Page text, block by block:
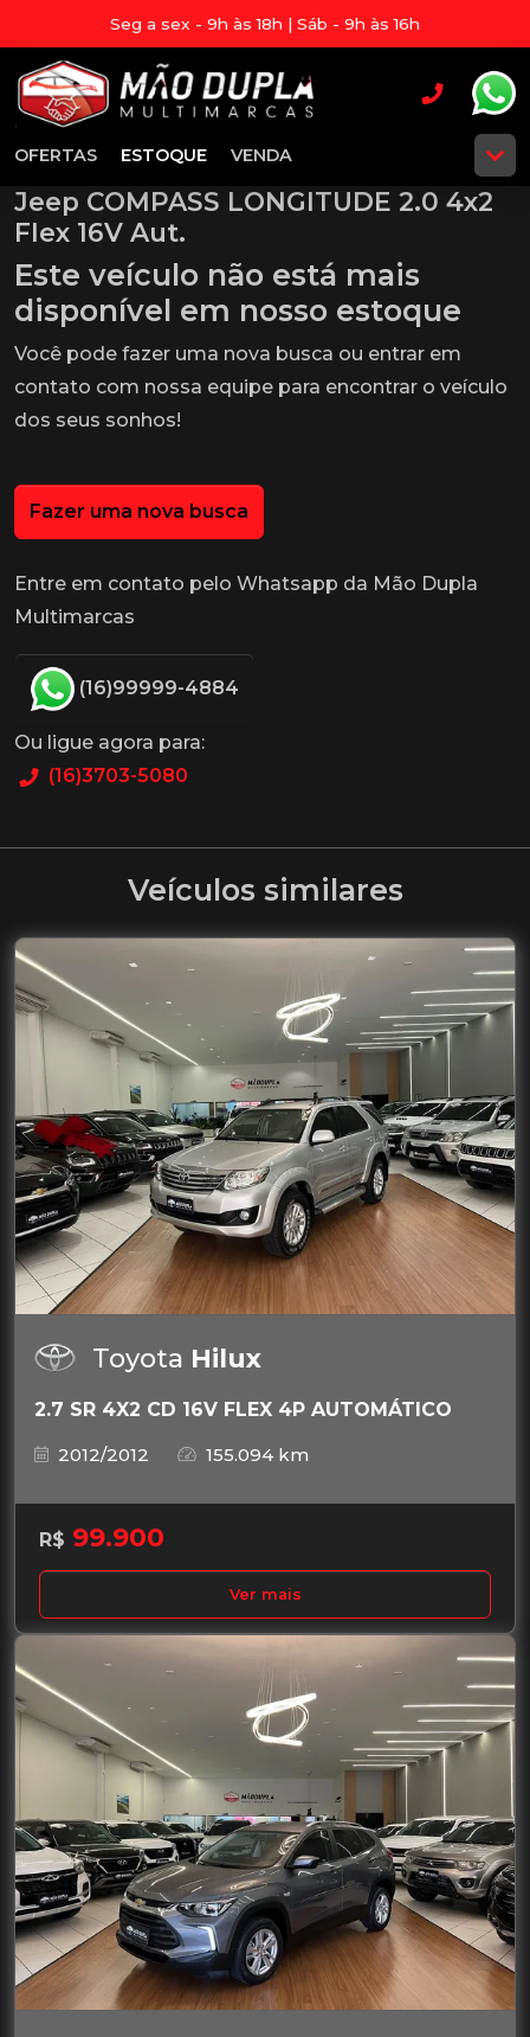
Seg a sex - 9h às 18h | Sáb - 9h às 16h
OFERTAS ESTOQUE VENDA
Jeep COMPASS LONGITUDE 2.0 4x2
Flex 16V Aut.
Este veículo não está mais
disponível em nosso estoque
Você pode fazer uma nova busca ou entrar em
contato com nossa equipe para encontrar o veículo
dos seus sonhos!
Fazer uma nova busca
Entre em contato pelo Whatsapp da Mão Dupla
Multimarcas
(16)99999-4884
Ou ligue agora para:
(16)3703-5080
Veículos similares
Toyota Hilux
2.7 SR 4X2 CD 16V FLEX 4P AUTOMÁTICO
2012/2012
155.094 km
R$ 99.900
Ver mais